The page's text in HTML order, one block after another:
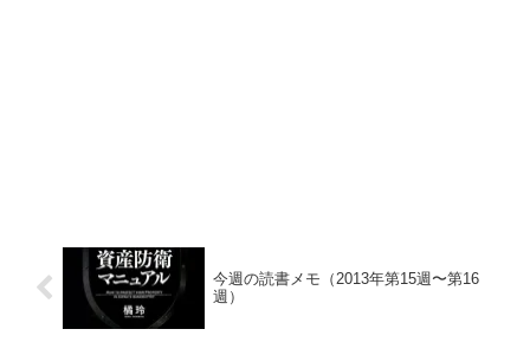
今週の読書メモ（2013年第15週〜第16
週）